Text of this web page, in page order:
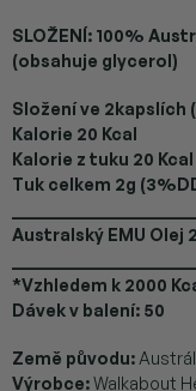
SLOŽENÍ: 100%
(obsahuje glycerol)
Složení ve 2kapslích
Kalorie 20 Kcal
Kalorie z tuku 20 Kcal
Tuk celkem 2g
Australský EMU Olej
*Vzhledem k 2000
Dávek v balení: 50
Země původu:
Výrobce:Walkabout